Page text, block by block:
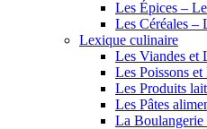
Les Épices –
Les Céréales –
Lexique culinaire
Les Viandes et
Les Poissons
Les Produits
Les Pâtes
La Boulangerie